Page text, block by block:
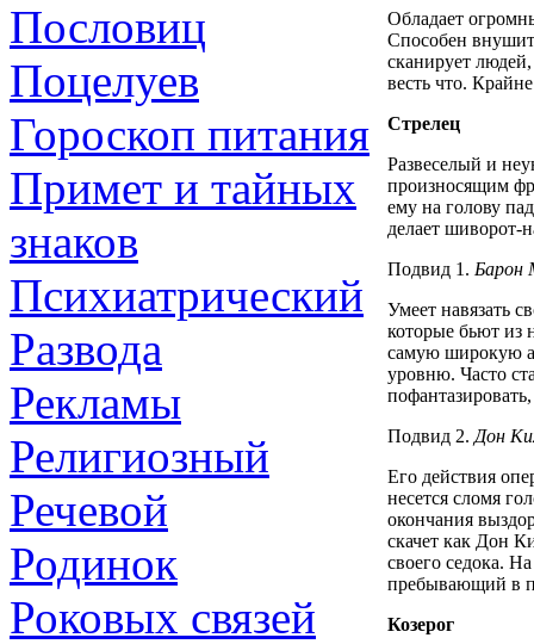
Пословиц
Поцелуев
Гороскоп питания
Примет и тайных
знаков
Психиатрический
Развода
Рекламы
Религиозный
Речевой
Родинок
Роковых связей
Обладает
Способен
сканирует
весть что.
Стрелец
Развеселый и
произносящим
ему на голову
делает шиворот-
Подвид 1. Барон
Умеет навязать
которые бьют из
самую широкую
уровню. Часто
Подвид 2. Дон
Его действия
несется сломя
окончания
скачет как Дон
своего седока.
пребывающий в
Козерог